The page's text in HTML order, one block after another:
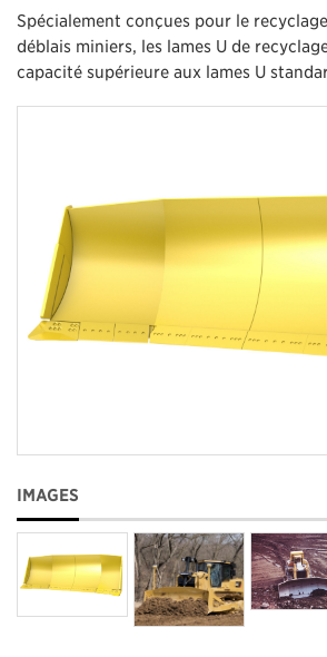
Spécialement conçues pour le
déblais miniers, les lames U de
capacité supérieure aux lames U
IMAGES